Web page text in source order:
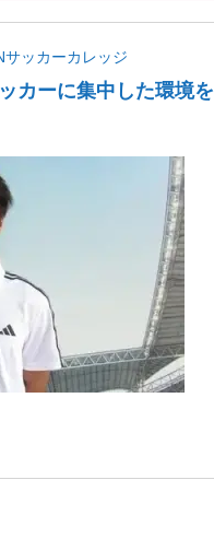
サッカーカレッジ
カーに集中した環境を